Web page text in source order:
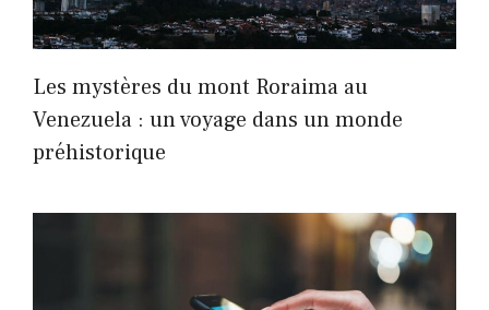
Les mystères du mont Roraima au
Venezuela : un voyage dans un monde
préhistorique